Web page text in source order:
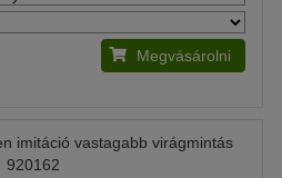
Megvásárolni
imitáció vastagabb virágmintás
920162